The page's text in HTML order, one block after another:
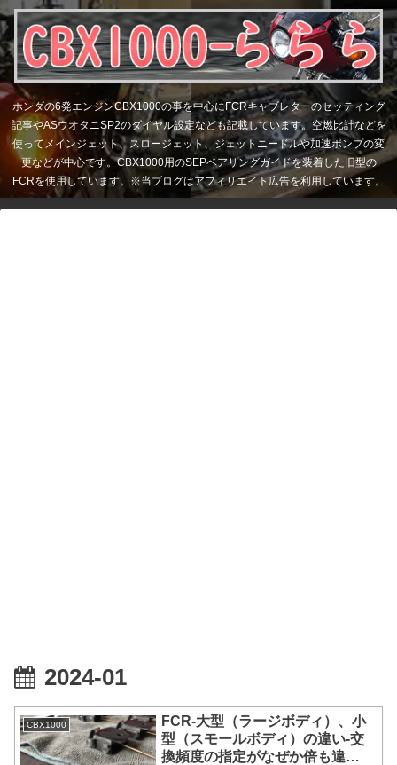
ホンダの6発エンジンCBX1000の事を中心にFCRキャブレターのセッティング
記事やASウオタニSP2のダイヤル設定なども記載しています。空燃比計などを
使ってメインジェット、スロージェット、ジェットニードルや加速ポンプの変
更などが中心です。CBX1000用のSEPベアリングガイドを装着した旧型の
FCRを使用しています。※当ブログはアフィリエイト広告を利用しています。
2024-01
CBX1000
FCR-大型（ラージボディ）、小
型（スモールボディ）の違い-交
換頻度の指定がなぜか倍も違